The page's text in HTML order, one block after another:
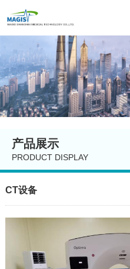
产品展示
PRODUCT DISPLAY
CT设备